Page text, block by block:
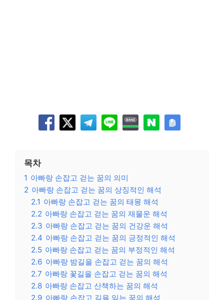
목차
1 아빠랑 손잡고 걷는 꿈의 의미
2 아빠랑 손잡고 걷는 꿈의 상징적인 해석
2.1 아빠랑 손잡고 걷는 꿈의 태몽 해석
2.2 아빠랑 손잡고 걷는 꿈의 재물운 해석
2.3 아빠랑 손잡고 걷는 꿈의 건강운 해석
2.4 아빠랑 손잡고 걷는 꿈의 긍정적인 해석
2.5 아빠랑 손잡고 걷는 꿈의 부정적인 해석
2.6 아빠랑 밤길을 손잡고 걷는 꿈의 해석
2.7 아빠랑 꽃길을 손잡고 걷는 꿈의 해석
2.8 아빠랑 손잡고 산책하는 꿈의 해석
2.9 아빠랑 손잡고 길을 잃는 꿈의 해석